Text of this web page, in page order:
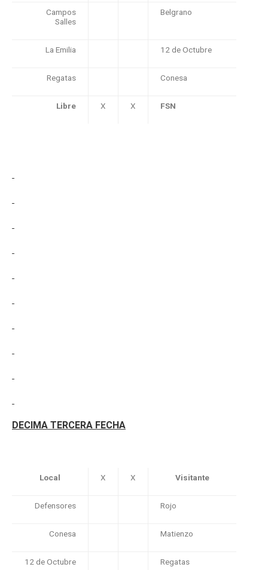
Campos
Salles
Belgrano
La Emilia 12 de Octubre
Regatas Conesa
Libre X X FSN
DECIMA TERCERA FECHA
Local X X Visitante
Defensores Rojo
Conesa Matienzo
12 de Octubre Regatas